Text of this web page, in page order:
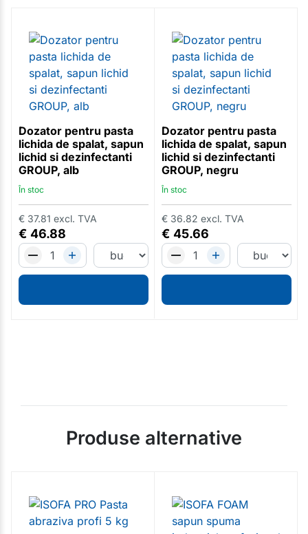
Dozator pentru pasta
lichida de spalat, sapun
lichid si dezinfectanti
GROUP, alb
În stoc
€ 46.88
€ 37.81 excl. TVA
Dozator pentru pasta
lichida de spalat, sapun
lichid si dezinfectanti
GROUP, negru
În stoc
€ 45.66
€ 36.82 excl. TVA
Produse alternative